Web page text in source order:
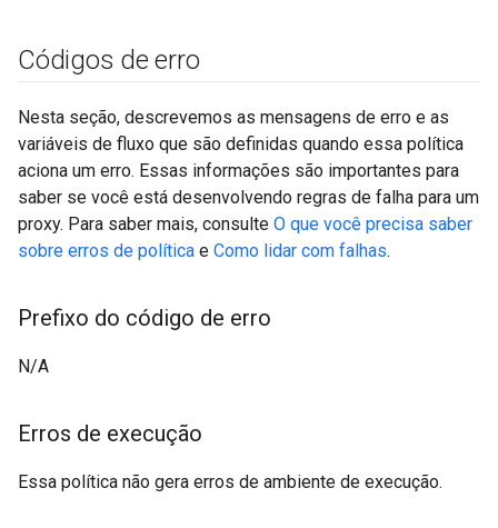
Códigos de erro
Nesta seção, descrevemos as mensagens de erro e as
variáveis de fluxo que são definidas quando essa política
aciona um erro. Essas informações são importantes para
saber se você está desenvolvendo regras de falha para um
proxy. Para saber mais, consulte O que você precisa saber
sobre erros de política e Como lidar com falhas.
Prefixo do código de erro
N/A
Erros de execução
Essa política não gera erros de ambiente de execução.